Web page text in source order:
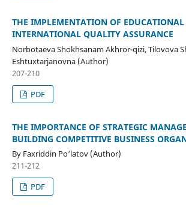
THE IMPLEMENTATION OF EDUCATIONAL
INTERNATIONAL QUALITY ASSURANCE
Norbotaeva Shokhsanam Akhror-qizi, Tilovova
Eshtuxtarjanovna (Author)
207-210
PDF
THE IMPORTANCE OF STRATEGIC
BUILDING COMPETITIVE BUSINESS
By Faxriddin Po‘latov (Author)
211-212
PDF